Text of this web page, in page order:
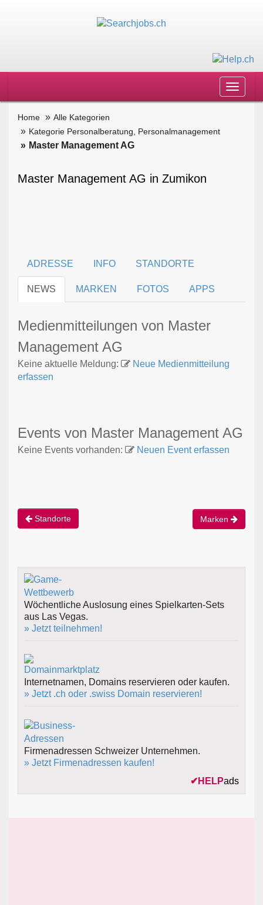
Toggle
Home
Alle Kategorien
Kategorie Personalberatung, Personalmanagement
Master Management AG
Master Management AG in Zumikon
ADRESSE INFO STANDORTE
NEWS MARKEN FOTOS APPS
Medienmitteilungen von Master
Management AG
Keine aktuelle Meldung:
Neue Medienmitteilung
erfassen
Events von Master Management AG
Keine Events vorhanden: Neuen Event erfassen
Standorte Marken
Wöchentliche Auslosung eines Spielkarten-Sets
aus Las Vegas.
» Jetzt teilnehmen!
Internetnamen, Domains reservieren oder kaufen.
» Jetzt .ch oder .swiss Domain reservieren!
Firmenadressen Schweizer Unternehmen.
» Jetzt Firmenadressen kaufen!
✔ HELPads